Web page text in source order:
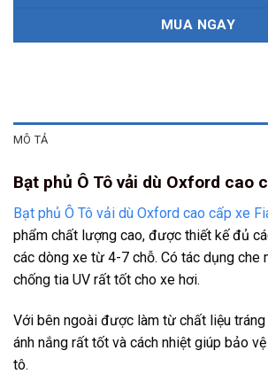
MUA NGAY
MÔ TẢ
Bạt phủ Ô Tô vải dù Oxford cao
Bạt phủ Ô Tô vải dù Oxford cao cấp xe
phẩm chất lượng cao, được thiết kế đủ
các dòng xe từ 4-7 chỗ. Có tác dụng che
chống tia UV rất tốt cho xe hơi.
Với bên ngoài được làm từ chất liệu
ánh nắng rất tốt và cách nhiệt giúp bảo
tô.